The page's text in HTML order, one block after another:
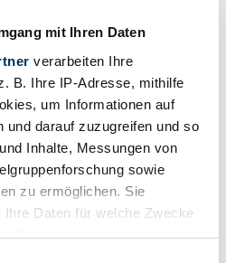
mit Ihren Daten
verarbeiten Ihre
B. Ihre IP-Adresse, mithilfe
um Informationen auf
und darauf zuzugreifen und so
Inhalte, Messungen von
sowie
zu ermöglichen. Sie
Daten für welche Zwecke
jederzeit über die
desea vender? Entonces cree un
pronto